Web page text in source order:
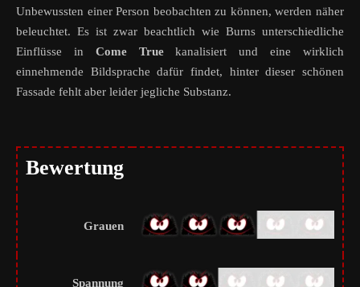
Unbewussten einer Person beobachten zu können, werden näher
beleuchtet. Es ist zwar beachtlich wie Burns unterschiedliche
Einflüsse in Come Truekanalisiert und eine wirklich
einnehmende Bildsprache dafür findet, hinter dieser schönen
Fassade fehlt aber leider jegliche Substanz.
Bewertung
Grauen
Spannung